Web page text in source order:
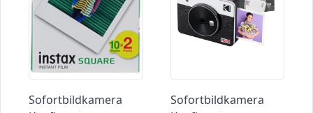
Sofortbildkamera
Sofortbildkamera